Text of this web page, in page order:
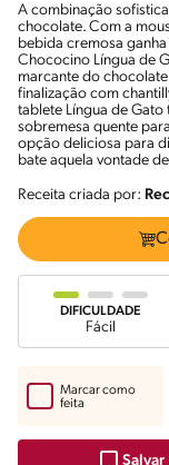
A combinação
chocolate. Com a
bebida cremosa
Chococino Língua de
marcante do
finalização com
tablete Língua de
sobremesa quente
opção deliciosa para
bate aquela vontade
Receita criada por:
DIFICULDADE
Fácil
Salvar
Marcar como
feita